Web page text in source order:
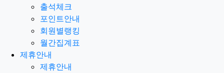
출석체크
포인트안내
회원별랭킹
월간집계표
제휴안내
제휴안내